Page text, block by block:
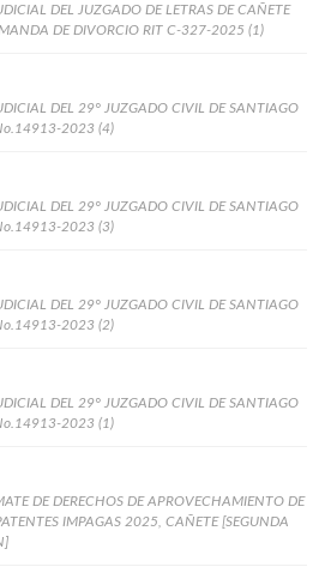
DEL JUZGADO DE LETRAS DE CAÑETE
DE DIVORCIO RIT C-327-2025 (1)
DEL 29° JUZGADO CIVIL DE SANTIAGO
2023 (4)
DEL 29° JUZGADO CIVIL DE SANTIAGO
2023 (3)
DEL 29° JUZGADO CIVIL DE SANTIAGO
2023 (2)
DEL 29° JUZGADO CIVIL DE SANTIAGO
2023 (1)
DE DERECHOS DE APROVECHAMIENTO DE
IMPAGAS 2025, CAÑETE [SEGUNDA